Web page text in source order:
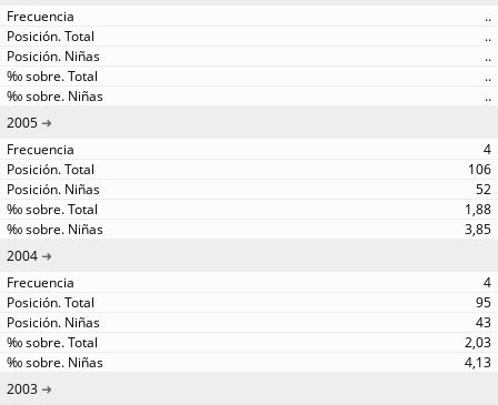
..
..
..
..
..
2005
4
106
52
1,88
3,85
2004
4
95
43
2,03
4,13
2003